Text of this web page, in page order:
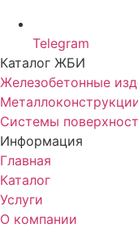
Telegram
Каталог ЖБИ
Железобетонные
Системы
Информация
Главная
Каталог
Услуги
О компании